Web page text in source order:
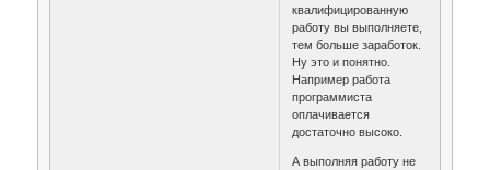
квалифицированную
работу вы выполняете,
тем больше заработок.
Ну это и понятно.
Например работа
программиста
оплачивается
достаточно высоко.
А выполняя работу не